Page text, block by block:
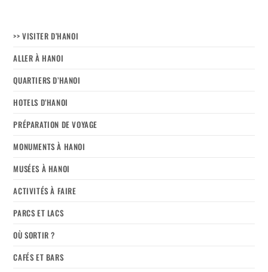
>> VISITER D’HANOI
ALLER À HANOI
QUARTIERS D’HANOI
HOTELS D’HANOI
PRÉPARATION DE VOYAGE
MONUMENTS À HANOI
MUSÉES À HANOI
ACTIVITÉS À FAIRE
PARCS ET LACS
OÙ SORTIR ?
CAFÉS ET BARS